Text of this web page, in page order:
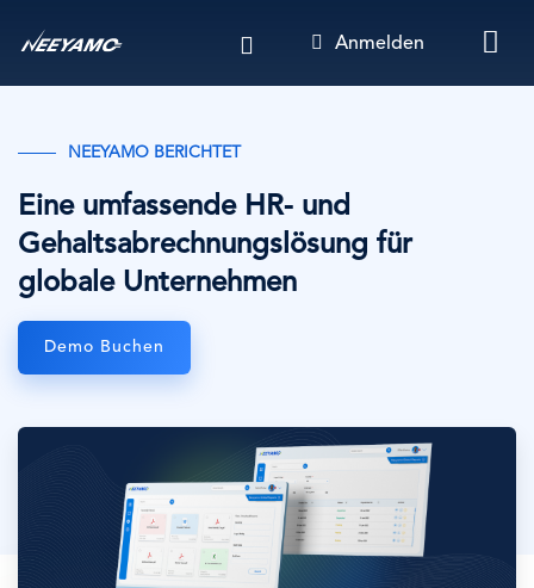
Anmelden
NEEYAMO BERICHTET
Eine umfassende HR- und
Gehaltsabrechnungslösung für
globale Unternehmen
Demo Buchen